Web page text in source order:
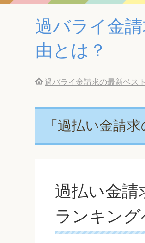
過バライ金
由とは？
過バライ金請求の最新ベス
「過払い金請
過払い金
ランキング